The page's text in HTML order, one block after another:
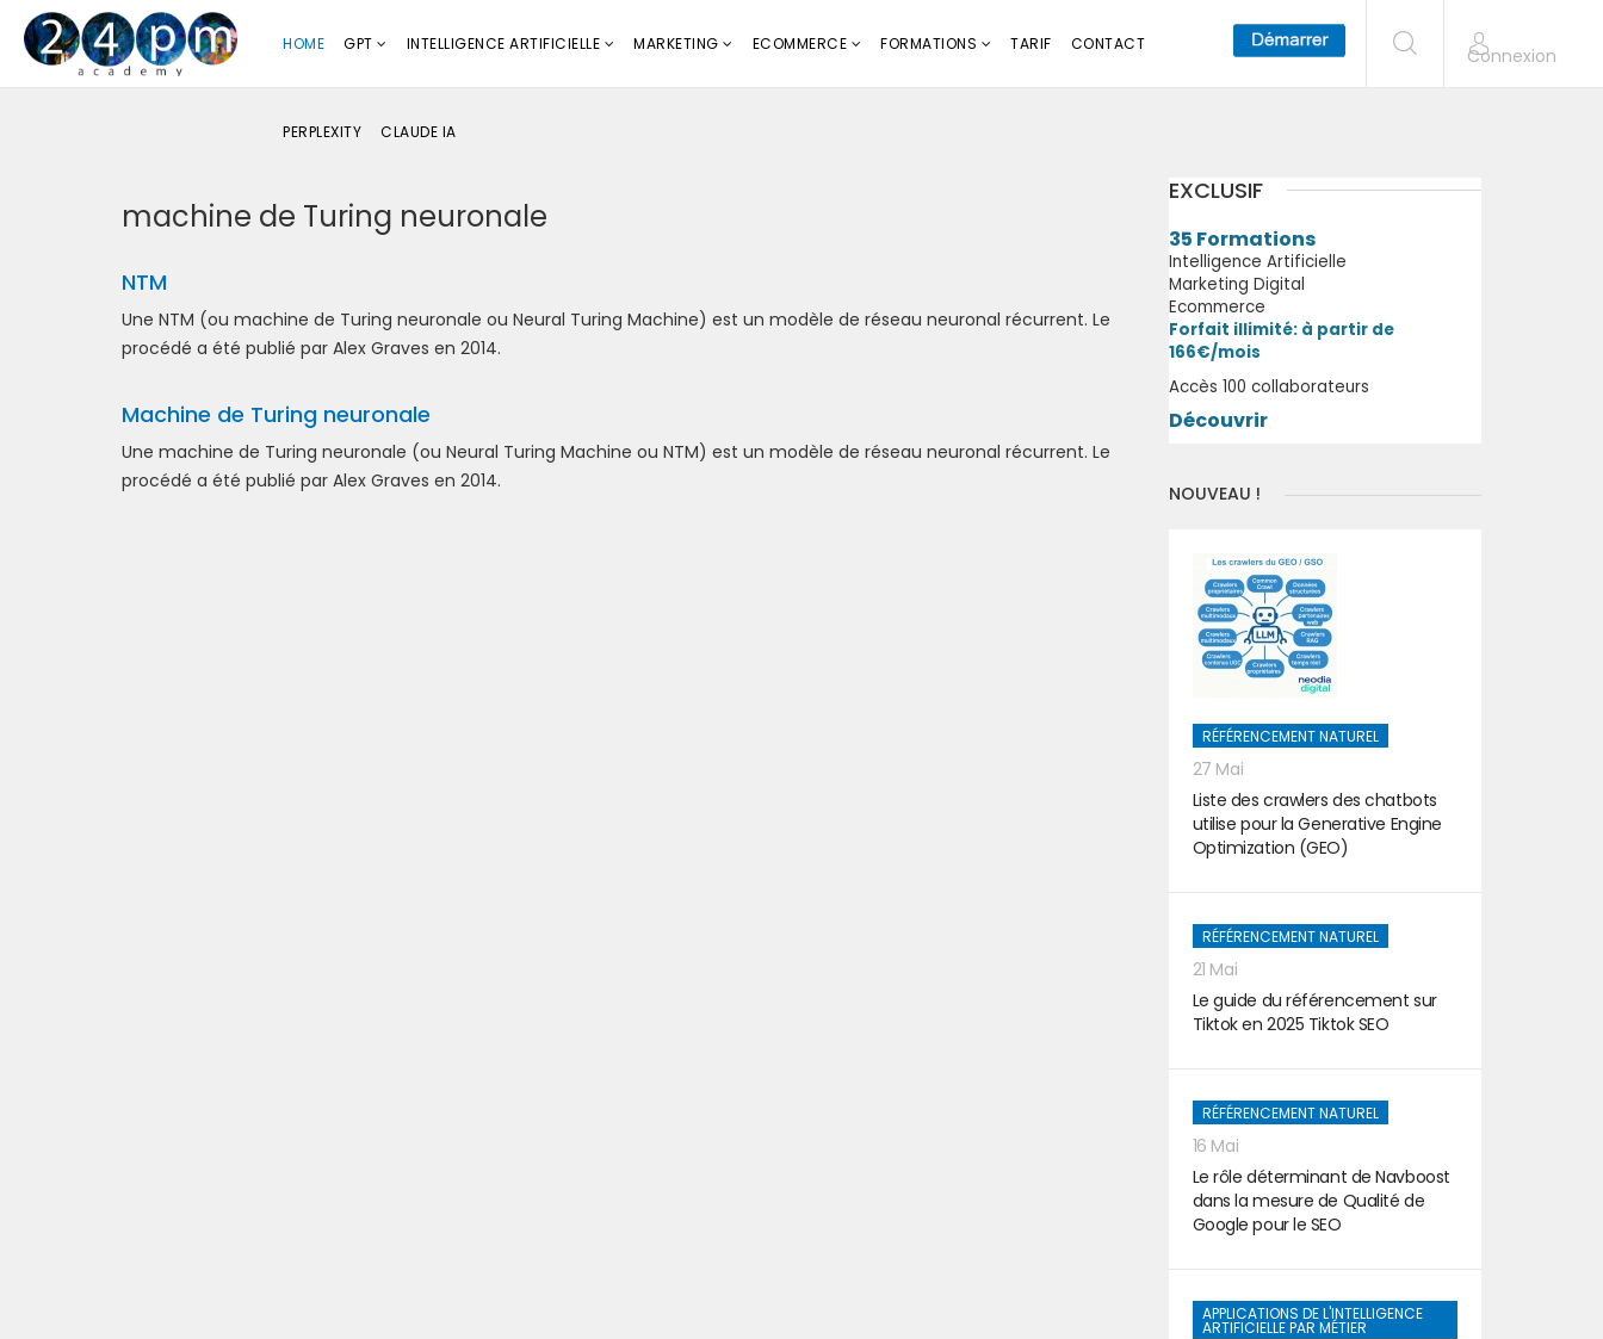
HOME GPT INTELLIGENCE ARTIFICIELLE MARKETING ECOMMERCE FORMATIONS TARIF CONTACT
PERPLEXITY CLAUDE IA
Connexion
machine de Turing neuronale
NTM
Une NTM (ou machine de Turing neuronale ou Neural Turing Machine) est un modèle de réseau neuronal récurrent. Le
procédé a été publié par Alex Graves en 2014.
Machine de Turing neuronale
Une machine de Turing neuronale (ou Neural Turing Machine ou NTM) est un modèle de réseau neuronal récurrent. Le
procédé a été publié par Alex Graves en 2014.
EXCLUSIF
35 Formations
Intelligence Artificielle
Marketing Digital
Ecommerce
Forfait illimité: à partir de
166€/mois
Accès 100 collaborateurs
Découvrir
NOUVEAU !
RÉFÉRENCEMENT NATUREL
27 Mai
Liste des crawlers des chatbots
utilise pour la Generative Engine
Optimization (GEO)
RÉFÉRENCEMENT NATUREL
21 Mai
Le guide du référencement sur
Tiktok en 2025 Tiktok SEO
RÉFÉRENCEMENT NATUREL
16 Mai
Le rôle déterminant de Navboost
dans la mesure de Qualité de
Google pour le SEO
APPLICATIONS DE L'INTELLIGENCE
ARTIFICIELLE PAR MÉTIER